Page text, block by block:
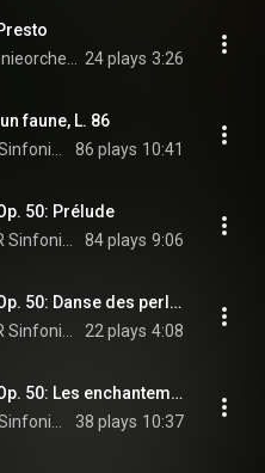
24 plays 3:26
faune, L. 86
86 plays 10:41
50: Prélude
84 plays 9:06
La Tragédie de Salomé, Op. 50: Danse des perles
22 plays 4:08
La Tragédie de Salomé, Op. 50: Les enchantements sur la mer
38 plays 10:37